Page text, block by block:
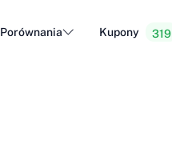
Porównania Kupony 319